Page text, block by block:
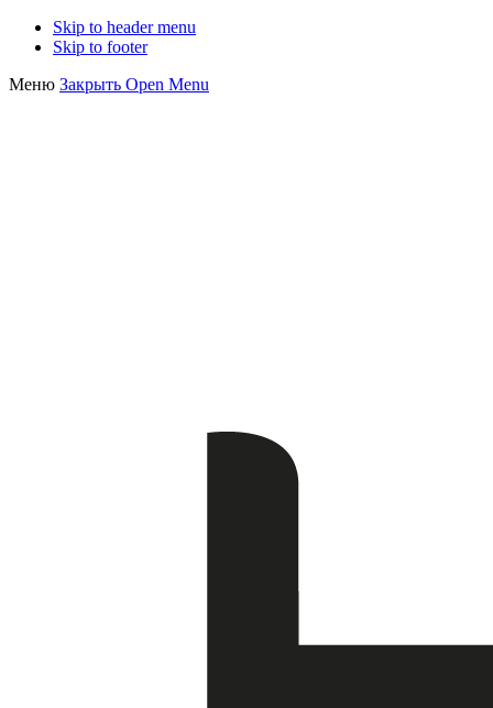
Skip to header menu
Skip to footer
Меню Закрыть Open Menu